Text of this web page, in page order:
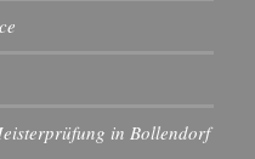
in Bollendorf